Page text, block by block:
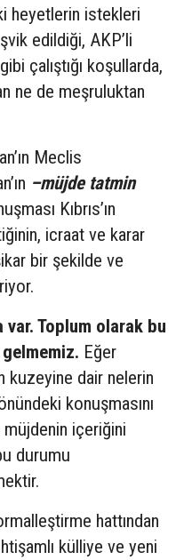
heyetlerin istekleri
edildiği, AKP’li
gibi çalıştığı koşullarda,
ne de meşruluktan
Meclis
–müjde tatmin
Kıbrıs’ın
icraat ve karar
bir şekilde ve
Toplum olarak bu
Eğer
kuzeyine dair nelerin
konuşmasını
içeriğini
durumu
hattından
külliye ve yeni